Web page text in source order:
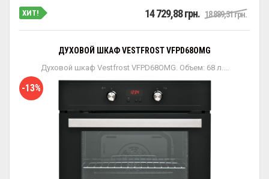
ХИТ! 14 729,88 грн. 18 889,31 грн.
ДУХОВОЙ ШКАФ VESTFROST VFPD68OMG
Духовой шкаф Vestfrost VFPD68OMG. Объем: 68 л....
-13%